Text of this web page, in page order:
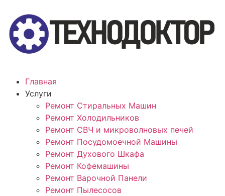
Главная
Услуги
Ремонт Стиральных Машин
Ремонт Холодильников
Ремонт СВЧ и микроволновых печей
Ремонт Посудомоечной Машины
Ремонт Духового Шкафа
Ремонт Кофемашины
Ремонт Варочной Панели
Ремонт Пылесосов